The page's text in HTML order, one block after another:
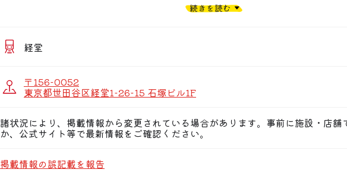
続きを読む
経堂
〒156-0052
東京都世田谷区経堂1-26-15 石塚ビル1F
諸状況により、掲載情報から変更されている場合があります。事前に施設・店舗
か、公式サイト等で最新情報をご確認ください。
掲載情報の誤記載を報告